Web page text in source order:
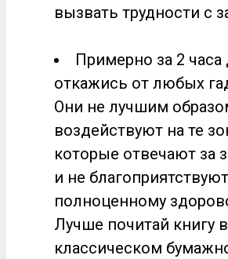
вызвать трудности с
Примерно за 2 часа
откажись от любых
Они не лучшим
воздействуют на те
которые отвечают за
и не благоприятствуют
полноценному
Лучше почитай книгу в
классическом